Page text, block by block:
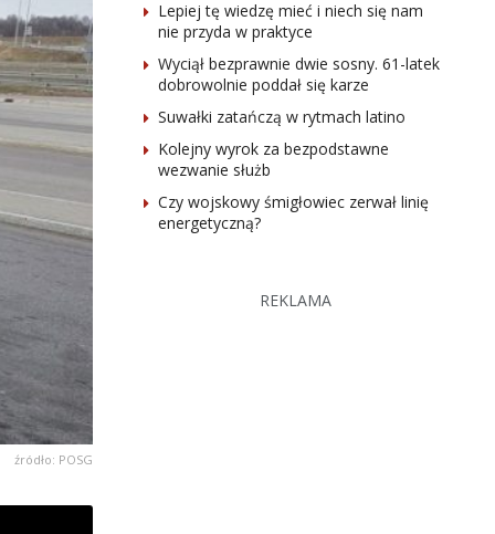
źródło: POSG
Lepiej tę wiedzę mieć i niech się nam
nie przyda w praktyce
Wyciął bezprawnie dwie sosny. 61-latek
dobrowolnie poddał się karze
Suwałki zatańczą w rytmach latino
Kolejny wyrok za bezpodstawne
wezwanie służb
Czy wojskowy śmigłowiec zerwał linię
energetyczną?
REKLAMA